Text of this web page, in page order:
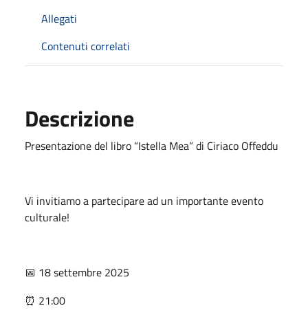
Allegati
Contenuti correlati
Descrizione
Presentazione del libro “Istella Mea” di Ciriaco Offeddu
Vi invitiamo a partecipare ad un importante evento
culturale!
📅 18 settembre 2025
⏰ 21:00